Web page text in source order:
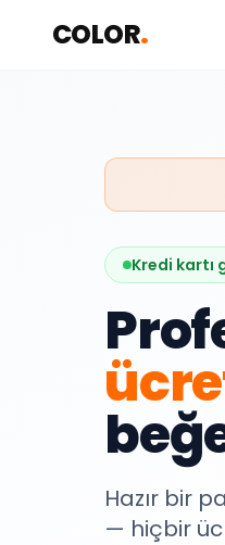
COLOR.
Kredi kartı
Hazır bir
— hiçbir